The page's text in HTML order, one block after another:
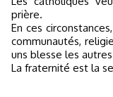
prière.
En ces
communautés,
uns blesse les
La fraternité est la